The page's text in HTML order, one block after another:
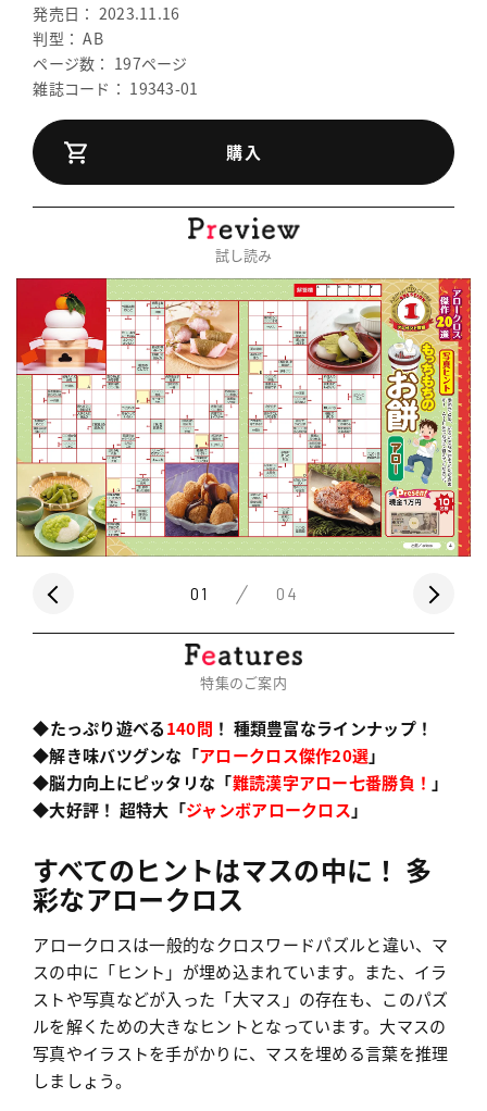
発売日： 2023.11.16
判型： AB
ページ数： 197ページ
雑誌コード： 19343-01
購入
試し読み
01 04
特集のご案内
◆たっぷり遊べる140問 ！ 種類豊富なラインナップ！
◆解き味バツグンな「アロークロス傑作20選」
◆脳力向上にピッタリな「難読漢字アロー七番勝負！ 」
◆大好評！ 超特大「ジャンボアロークロス 」
すべてのヒントはマスの中に！ 多
彩なアロークロス
アロークロスは一般的なクロスワードパズルと違い、マ
スの中に「ヒント」が埋め込まれています。また、イラ
ストや写真などが入った「大マス」の存在も、このパズ
ルを解くための大きなヒントとなっています。大マスの
写真やイラストを手がかりに、マスを埋める言葉を推理
しましょう。